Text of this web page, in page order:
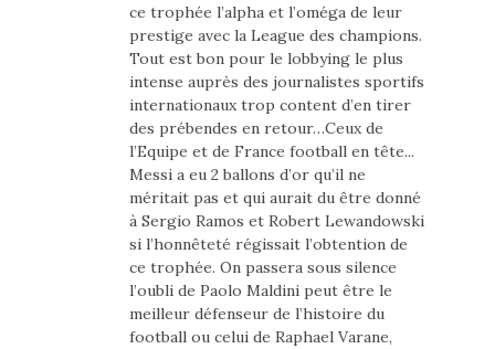
ce trophée l’alpha et l’oméga de leur
prestige avec la League des champions.
Tout est bon pour le lobbying le plus
intense auprès des journalistes sportifs
internationaux trop content d’en tirer
des prébendes en retour…Ceux de
l’Equipe et de France football en tête...
Messi a eu 2 ballons d’or qu’il ne
méritait pas et qui aurait du être donné
à Sergio Ramos et Robert Lewandowski
si l’honnêteté régissait l’obtention de
ce trophée. On passera sous silence
l’oubli de Paolo Maldini peut être le
meilleur défenseur de l’histoire du
football ou celui de Raphael Varane,